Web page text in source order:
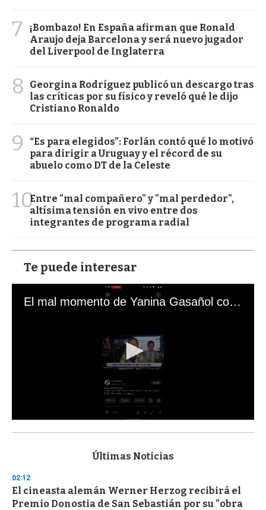
7
¡Bombazo! En España afirman que Ronald
Araujo deja Barcelona y será nuevo jugador
del Liverpool de Inglaterra
8
Georgina Rodríguez publicó un descargo tras
las críticas por su físico y reveló qué le dijo
Cristiano Ronaldo
9
“Es para elegidos”: Forlán contó qué lo motivó
para dirigir a Uruguay y el récord de su
abuelo como DT de la Celeste
10Entre "mal compañero" y "mal perdedor",
altísima tensión en vivo entre dos
integrantes de programa radial
Te puede interesar
El mal momento de Yanina Gasañol con un hincha argentino en "Subrayado"
s
d
s
o
Últimas Noticias
02:12
El cineasta alemán Werner Herzog recibirá el
Premio Donostia de San Sebastián por su "obra